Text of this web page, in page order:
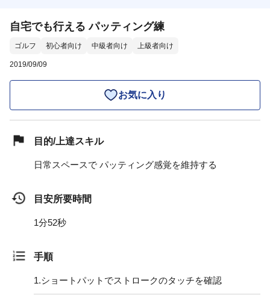
自宅でも行える パッティング練
ゴルフ 初心者向け 中級者向け 上級者向け
2019/09/09
お気に入り
目的/上達スキル
日常スペースで パッティング感覚を維持する
目安所要時間
1分52秒
手順
1.ショートパットでストロークのタッチを確認